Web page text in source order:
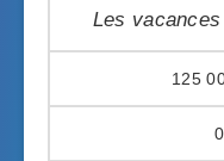
Les
125